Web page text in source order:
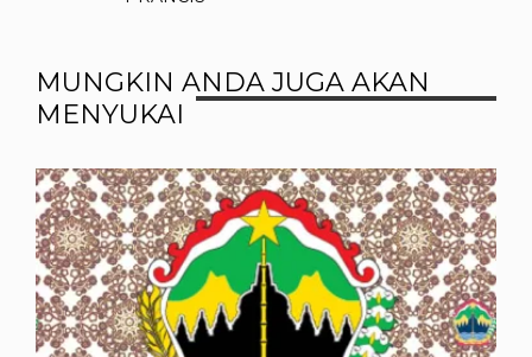
MUNGKIN ANDA JUGA AKAN
MENYUKAI